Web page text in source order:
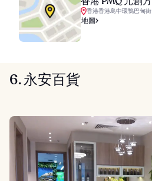
香港香港島中環鴨巴甸街
地圖
6. 永安百貨